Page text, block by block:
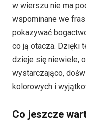
w wierszu nie ma
wspominane we
pokazywać
co ją otacza. Dzięki
dzieje się niewiele,
wystarczająco,
kolorowych i
Co jeszcze